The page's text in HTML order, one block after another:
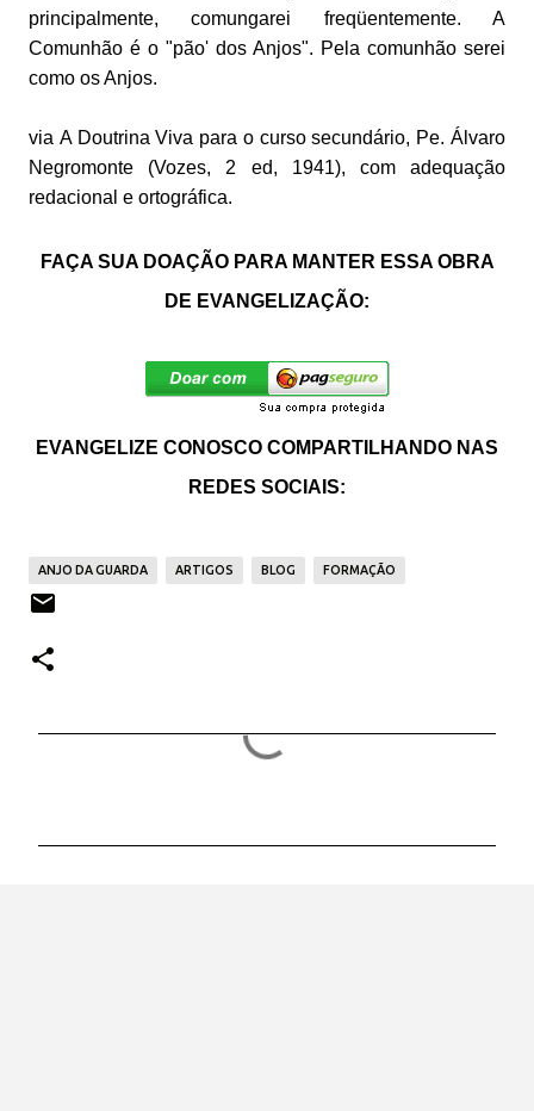
principalmente, comungarei freqüentemente. A
Comunhão é o "pão' dos Anjos". Pela comunhão serei
como os Anjos.
via A Doutrina Viva para o curso secundário, Pe. Álvaro
Negromonte (Vozes, 2 ed, 1941), com adequação
redacional e ortográfica.
FAÇA SUA DOAÇÃO PARA MANTER ESSA OBRA
DE EVANGELIZAÇÃO:
EVANGELIZE CONOSCO COMPARTILHANDO NAS
REDES SOCIAIS:
ANJO DA GUARDA ARTIGOS BLOG FORMAÇÃO